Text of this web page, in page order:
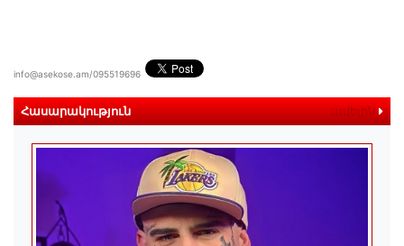
info@asekose.am/095519696
Հասարակություն ավելին